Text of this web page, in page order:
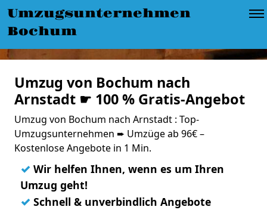
Umzugsunternehmen
Bochum
Umzug von Bochum nach
Arnstadt ☛ 100 % Gratis-Angebot
Umzug von Bochum nach Arnstadt : Top-
Umzugsunternehmen ➨ Umzüge ab 96€ –
Kostenlose Angebote in 1 Min.
✓ Wir helfen Ihnen, wenn es um Ihren
Umzug geht!
✓ Schnell & unverbindlich Angebote